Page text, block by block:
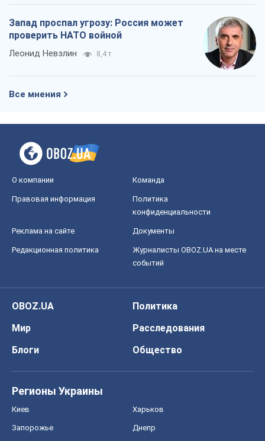
Запад проспал угрозу: Россия может
проверить НАТО войной
Леонид Невзлин 8,4 т.
Все мнения
О компании Команда
Правовая информация
Политика
конфиденциальности
Реклама на сайте Документы
Редакционная политика
Журналисты OBOZ.UA на месте
событий
OBOZ.UA
Политика
Мир
Расследования
Блоги
Общество
Регионы Украины
Киев Харьков
Запорожье Днепр